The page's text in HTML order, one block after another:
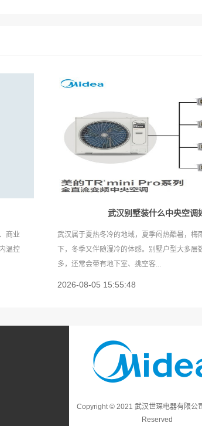
商业
温控
武汉别墅装什么中央空调
武汉属于夏热冬冷的地域，夏季闷热酷暑，梅
下，冬季又伴随湿冷的体感。别墅户型大多层
多，还常会带有地下室、挑空客...
2026-08-05 15:55:48
Copyright © 2021 武汉世琛电器有限公
Reserved